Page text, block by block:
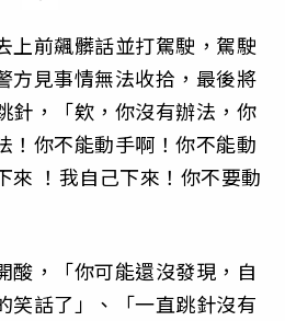
上前飆髒話並打駕駛，駕駛
方見事情無法收拾，最後將
針，「欸，你沒有辦法，你
！你不能動手啊！你不能動
來 ！我自己下來！你不要動
酸，「你可能還沒發現，自
笑話了」、「一直跳針沒有